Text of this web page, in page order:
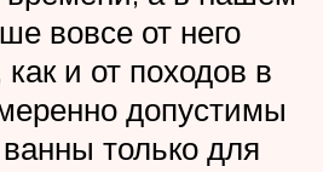
вовсе от него
как и от походов в
допустимы
только для